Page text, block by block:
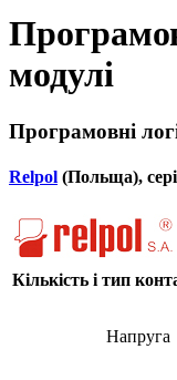
модулі
Програмовні
Relpol (Польща),
Кількість і тип
Напруга